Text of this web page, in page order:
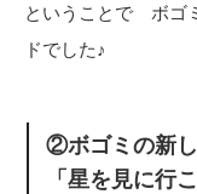
ということで ボゴ
ドでした♪
②ボゴミの新し
「星を見に行